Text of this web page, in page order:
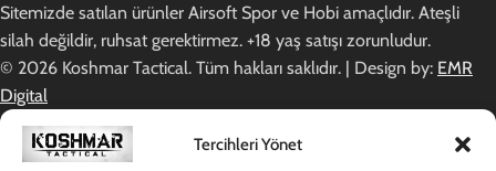
Tercihleri Yönet
Sitemizde satılan ürünler Airsoft Spor ve Hobi amaçlıdır. Ateşli
silah değildir, ruhsat gerektirmez. +18 yaş satışı zorunludur.
© 2026 Koshmar Tactical. Tüm hakları saklıdır. | Design by: EMR
Digital